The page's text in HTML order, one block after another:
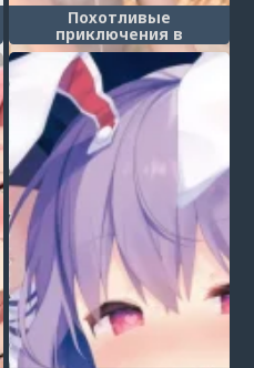
Похотливые
приключения в
Альтернативном мире -
Глава 3.1